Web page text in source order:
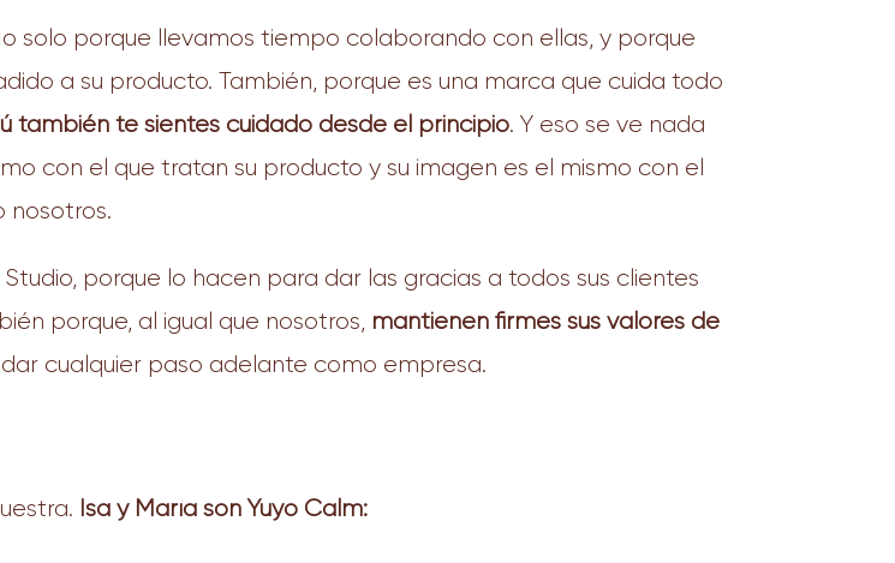
solo porque llevamos tiempo colaborando con ellas, y porque
a su producto. También, porque es una marca que cuida todo
también te sientes cuidado desde el principio. Y eso se ve nada
con el que tratan su producto y su imagen es el mismo con el
nosotros.
porque lo hacen para dar las gracias a todos sus clientes
porque, al igual que nosotros, mantienen firmes sus valores de
cualquier paso adelante como empresa.
Isa y María son Yuyo Calm: